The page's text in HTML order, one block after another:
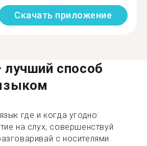
Скачать приложение
способ
где и когда угодно:
на слух, совершенствуй
с носителями.